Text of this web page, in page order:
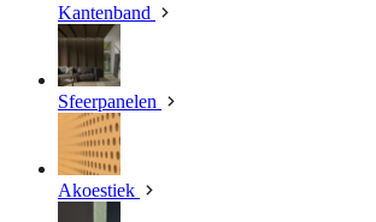
Kantenband
Sfeerpanelen
Akoestiek